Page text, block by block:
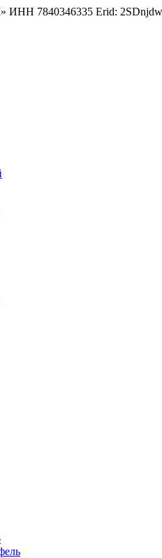
ИНН 7840346335 Erid: